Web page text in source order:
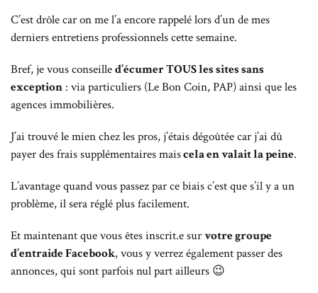
C’est drôle car on me l’a encore rappelé lors d’un de mes
derniers entretiens professionnels cette semaine.
Bref, je vous conseilled’écumer TOUS les sites sans
exception : via particuliers (Le Bon Coin, PAP) ainsi que les
agences immobilières.
J’ai trouvé le mien chez les pros, j’étais dégoûtée car j’ai dû
payer des frais supplémentaires maiscela en valait la peine.
L’avantage quand vous passez par ce biais c’est que s’il y a un
problème, il sera réglé plus facilement.
Et maintenant que vous êtes inscrit.e survotre groupe
d’entraide Facebook, vous y verrez également passer des
annonces, qui sont parfois nul part ailleurs 😉